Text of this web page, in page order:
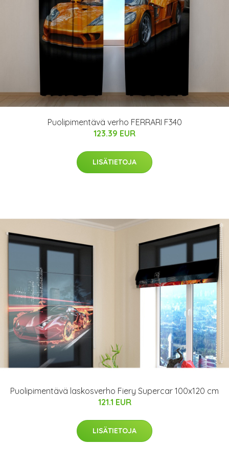
Puolipimentävä verho FERRARI F340
123.39 EUR
LISÄTIETOJA
Puolipimentävä laskosverho Fiery Supercar 100x120 cm
121.1 EUR
LISÄTIETOJA